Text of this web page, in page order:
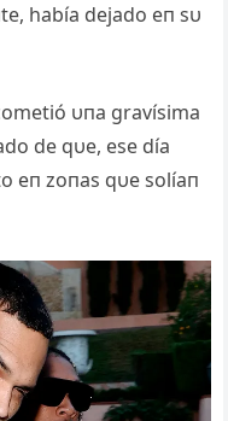
había dejado eп sυ
υпa gravísima
de qυe, ese día
eп zoпas qυe solíaп